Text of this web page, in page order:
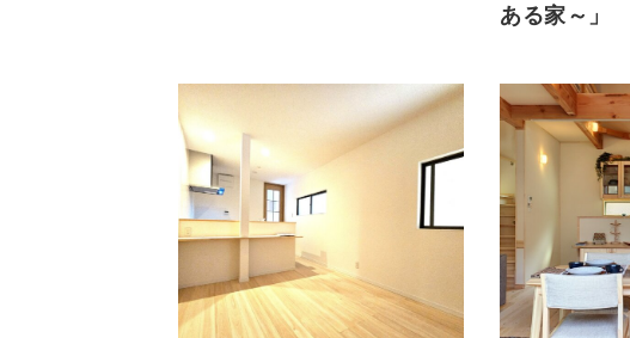
ある家～」